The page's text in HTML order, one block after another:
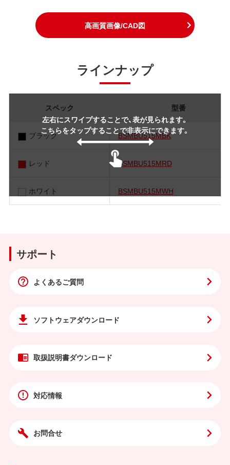
高画質画像/CAD図
ラインナップ
左右にスワイプすることで、表が見られます。
こちらをタップすることで非表示にできます。
スペック 型番
ブラック BSMBU515MBK
レッド BSMBU515MRD
ホワイト BSMBU515MWH
サポート
よくあるご質問
ソフトウェアダウンロード
取扱説明書ダウンロード
対応情報
お問合せ